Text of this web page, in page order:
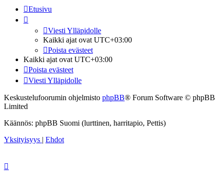
Etusivu
Viesti Ylläpidolle
Kaikki ajat ovat UTC+03:00
Poista evästeet
Kaikki ajat ovat UTC+03:00
Poista evästeet
Viesti Ylläpidolle
Keskustelufoorumin ohjelmisto phpBB® Forum Software © phpBB
Limited
Käännös: phpBB Suomi (lurttinen, harritapio, Pettis)
Yksityisyys | Ehdot